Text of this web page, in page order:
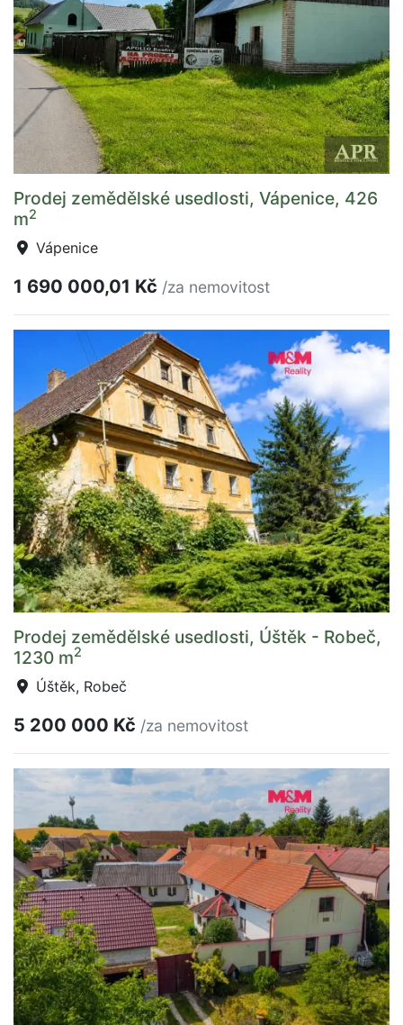
Prodej zemědělské usedlosti, Vápenice, 426
m2
Vápenice
1 690 000,01 Kč /za nemovitost
Prodej zemědělské usedlosti, Úštěk - Robeč,
1230 m2
Úštěk, Robeč
5 200 000 Kč /za nemovitost